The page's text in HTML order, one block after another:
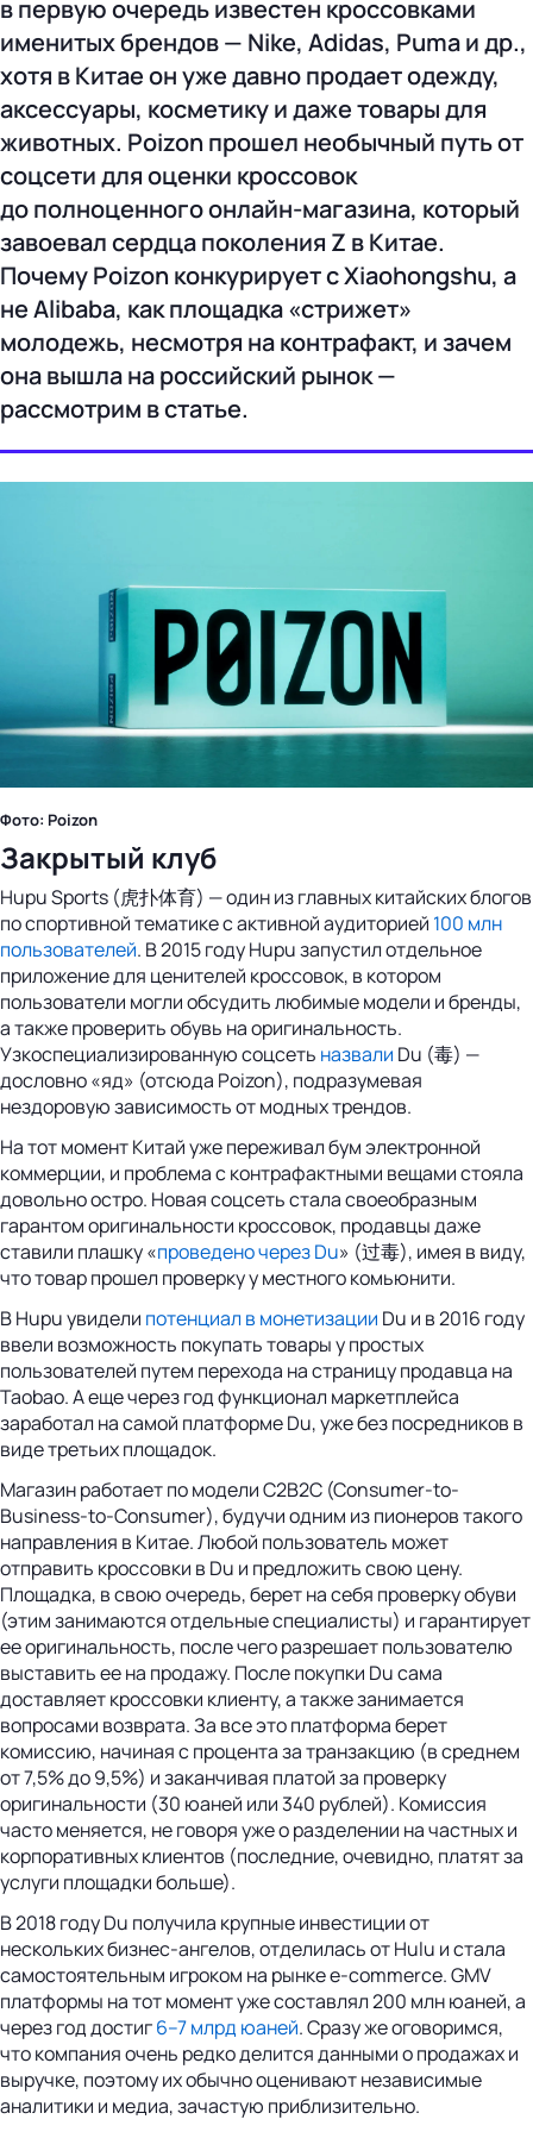
в первую очередь известен кроссовками
именитых брендов — Nike, Adidas, Puma и др.,
хотя в Китае он уже давно продает одежду,
аксессуары, косметику и даже товары для
животных. Poizon прошел необычный путь от
соцсети для оценки кроссовок
до полноценного онлайн-магазина, который
завоевал сердца поколения Z в Китае.
Почему Poizon конкурирует с Xiaohongshu, а
не Alibaba, как площадка «стрижет»
молодежь, несмотря на контрафакт, и зачем
она вышла на российский рынок —
рассмотрим в статье.
Фото: Poizon
Закрытый клуб
Hupu Sports (虎扑体育) — один из главных китайских блогов
по спортивной тематике с активной аудиторией 100 млн
пользователей. В 2015 году Hupu запустил отдельное
приложение для ценителей кроссовок, в котором
пользователи могли обсудить любимые модели и бренды,
а также проверить обувь на оригинальность.
Узкоспециализированную соцсеть назвали Du (毒) —
дословно «яд» (отсюда Poizon), подразумевая
нездоровую зависимость от модных трендов.
На тот момент Китай уже переживал бум электронной
коммерции, и проблема с контрафактными вещами стояла
довольно остро. Новая соцсеть стала своеобразным
гарантом оригинальности кроссовок, продавцы даже
ставили плашку «проведено через Du» (过毒), имея в виду,
что товар прошел проверку у местного комьюнити.
В Hupu увидели потенциал в монетизации Du и в 2016 году
ввели возможность покупать товары у простых
пользователей путем перехода на страницу продавца на
Taobao. А еще через год функционал маркетплейса
заработал на самой платформе Du, уже без посредников в
виде третьих площадок.
Магазин работает по модели C2B2C (Consumer-to-
Business-to-Consumer), будучи одним из пионеров такого
направления в Китае. Любой пользователь может
отправить кроссовки в Du и предложить свою цену.
Площадка, в свою очередь, берет на себя проверку обуви
(этим занимаются отдельные специалисты) и гарантирует
ее оригинальность, после чего разрешает пользователю
выставить ее на продажу. После покупки Du сама
доставляет кроссовки клиенту, а также занимается
вопросами возврата. За все это платформа берет
комиссию, начиная с процента за транзакцию (в среднем
от 7,5% до 9,5%) и заканчивая платой за проверку
оригинальности (30 юаней или 340 рублей). Комиссия
часто меняется, не говоря уже о разделении на частных и
корпоративных клиентов (последние, очевидно, платят за
услуги площадки больше).
В 2018 году Du получила крупные инвестиции от
нескольких бизнес-ангелов, отделилась от Hulu и стала
самостоятельным игроком на рынке e-commerce. GMV
платформы на тот момент уже составлял 200 млн юаней, а
через год достиг6–7 млрд юаней. Сразу же оговоримся,
что компания очень редко делится данными о продажах и
выручке, поэтому их обычно оценивают независимые
аналитики и медиа, зачастую приблизительно.